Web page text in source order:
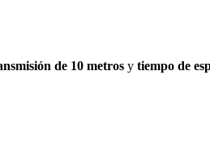
de 10 metros y tiempo de